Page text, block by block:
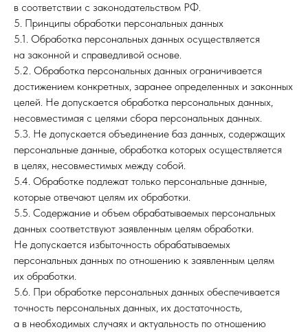
в соответствии с законодательством РФ.
5. Принципы обработки персональных данных
5.1. Обработка персональных данных осуществляется
на законной и справедливой основе.
5.2. Обработка персональных данных ограничивается
достижением конкретных, заранее определенных и законных
целей. Не допускается обработка персональных данных,
несовместимая с целями сбора персональных данных.
5.3. Не допускается объединение баз данных, содержащих
персональные данные, обработка которых осуществляется
в целях, несовместимых между собой.
5.4. Обработке подлежат только персональные данные,
которые отвечают целям их обработки.
5.5. Содержание и объем обрабатываемых персональных
данных соответствуют заявленным целям обработки.
Не допускается избыточность обрабатываемых
персональных данных по отношению к заявленным целям
их обработки.
5.6. При обработке персональных данных обеспечивается
точность персональных данных, их достаточность,
а в необходимых случаях и актуальность по отношению